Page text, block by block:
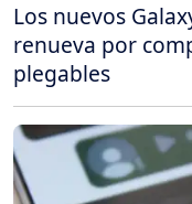
Los nuevos
renueva por
plegables